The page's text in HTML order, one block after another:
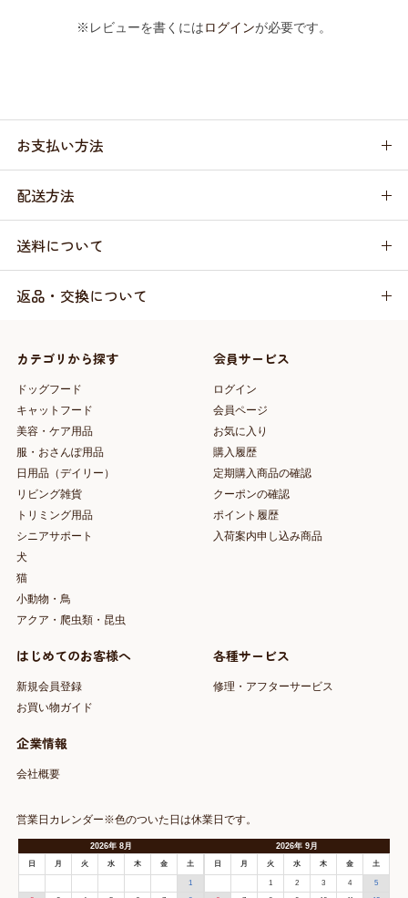
※レビューを書くにはログインが必要です。
お支払い方法
配送方法
送料について
返品・交換について
カテゴリから探す
ドッグフード
キャットフード
美容・ケア用品
服・おさんぽ用品
日用品（デイリー）
リビング雑貨
トリミング用品
シニアサポート
犬
猫
小動物・鳥
アクア・爬虫類・昆虫
会員サービス
ログイン
会員ページ
お気に入り
購入履歴
定期購入商品の確認
クーポンの確認
ポイント履歴
入荷案内申し込み商品
はじめてのお客様へ
新規会員登録
お買い物ガイド
各種サービス
修理・アフターサービス
企業情報
会社概要
営業日カレンダー※色のついた日は休業日です。
2026年 8月
日 月 火 水 木 金 土
1
2026年9月
日 月 火 水 木 金 土
1 2 3 4 5